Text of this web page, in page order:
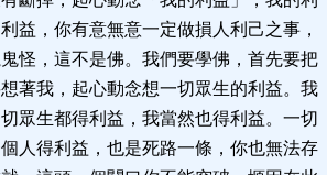
益，你有意無意一定做損人利己之事，
怪，這不是佛。我們要學佛，首先要把
著我，起心動念想一切眾生的利益。我
眾生都得利益，我當然也得利益。一切
人得利益，也是死路一條，你也無法存